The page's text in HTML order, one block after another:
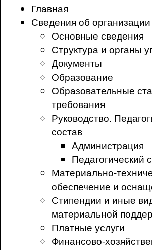
Главная
Сведения об организации
Основные сведения
Структура и органы
Документы
Образование
Образовательные
требования
Руководство.
состав
Администрация
Педагогический
Материально-
обеспечение и
Стипендии и иные
материальной
Платные услуги
Финансово-